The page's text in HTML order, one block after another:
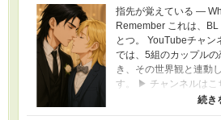
指先が覚えている —
Remember これは、
とつ。 YouTubeチャン
では、5組のカップル
き、その世界観と連動
す。 ▶︎ チャンネルはこ
https://